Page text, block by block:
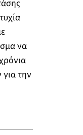
να
την